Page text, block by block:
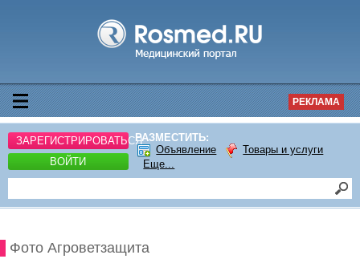
РЕКЛАМА
ЗАРЕГИСТРИРОВАТЬСЯ
ВОЙТИ
РАЗМЕСТИТЬ:
Объявление
Товары и услуги
Еще...
Фото Агроветзащита